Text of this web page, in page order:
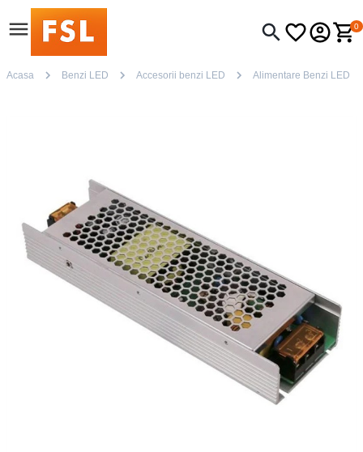
0
Acasa Benzi LED Accesorii benzi LED Alimentare Benzi LED